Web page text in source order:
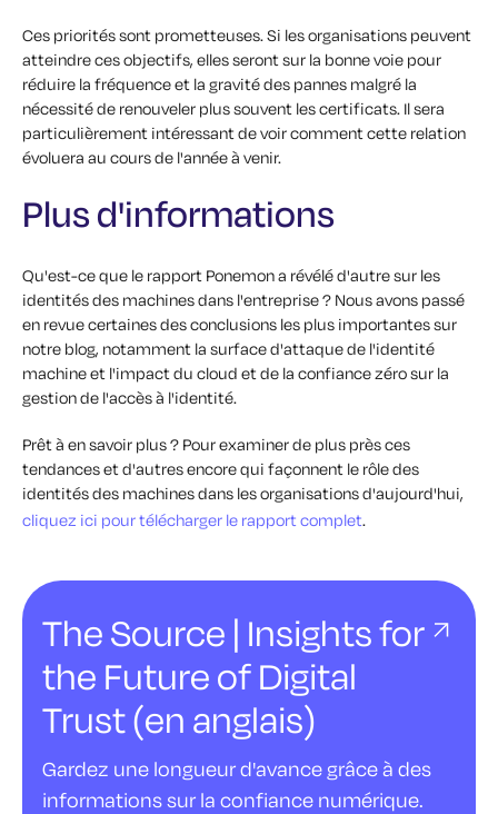
Ces priorités sont prometteuses. Si les organisations peuvent
atteindre ces objectifs, elles seront sur la bonne voie pour
réduire la fréquence et la gravité des pannes malgré la
nécessité de renouveler plus souvent les certificats. Il sera
particulièrement intéressant de voir comment cette relation
évoluera au cours de l'année à venir.
Plus d'informations
Qu'est-ce que le rapport Ponemon a révélé d'autre sur les
identités des machines dans l'entreprise ? Nous avons passé
en revue certaines des conclusions les plus importantes sur
notre blog, notamment la surface d'attaque de l'identité
machine et l'impact du cloud et de la confiance zéro sur la
gestion de l'accès à l'identité.
Prêt à en savoir plus ? Pour examiner de plus près ces
tendances et d'autres encore qui façonnent le rôle des
identités des machines dans les organisations d'aujourd'hui,
cliquez ici pour télécharger le rapport complet.
The Source | Insights for
the Future of Digital
Trust (en anglais)
Gardez une longueur d'avance grâce à des
informations sur la confiance numérique.